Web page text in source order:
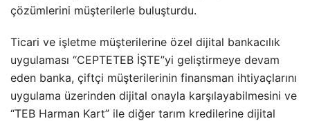
çözümlerini müşterilerle buluşturdu.
Ticari ve işletme müşterilerine özel dijital bankacılık
uygulaması “CEPTETEB İŞTE”yi geliştirmeye devam
eden banka, çiftçi müşterilerinin finansman ihtiyaçlarını
uygulama üzerinden dijital onayla karşılayabilmesini ve
“TEB Harman Kart” ile diğer tarım kredilerine dijital